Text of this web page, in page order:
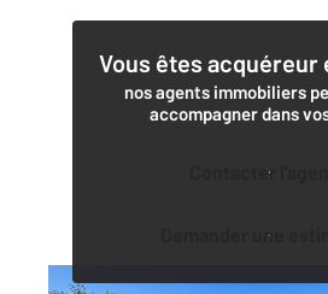
Vous êtes acquéreur
nos agents immobiliers
accompagner dans
Contacter
Demander une